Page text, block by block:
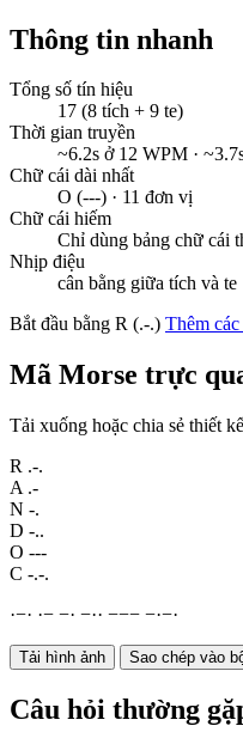
Thông tin nhanh
Tổng số tín hiệu
17 (8 tích + 9 te)
Thời gian truyền
~6.2s ở 12 WPM ·
Chữ cái dài nhất
O (---) · 11 đơn vị
Chữ cái hiếm
Chỉ dùng bảng chữ cái
Nhịp điệu
cân bằng giữa tích và te
Bắt đầu bằng R (.-.) Thêm
Mã Morse trực
Tải xuống hoặc chia sẻ thiết
R .-.
A .-
N -.
D -..
O ---
C -.-.
·−· ·− −· −·· −−− −·−·
Tải hình ảnh Sao chép vào
Câu hỏi thường